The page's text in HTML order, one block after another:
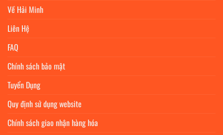
Về Hải Minh
Liên Hệ
FAQ
Chính sách bảo mật
Tuyển Dụng
Quy định sử dụng website
Chính sách giao nhận hàng hóa